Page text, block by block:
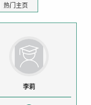
热门主页
李莉